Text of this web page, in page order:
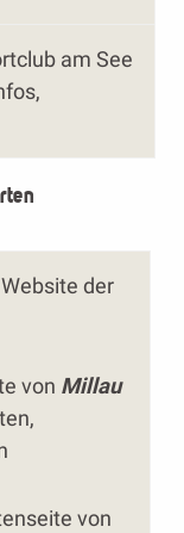
am See
der
von Millau
von